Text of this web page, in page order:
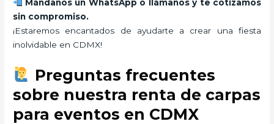
Mándanos un WhatsApp o llámanos y te cotizamos
sin compromiso.
¡Estaremos encantados de ayudarte a crear una fiesta
inolvidable en CDMX!
Preguntas frecuentes
sobre nuestra renta de carpas
para eventos en CDMX